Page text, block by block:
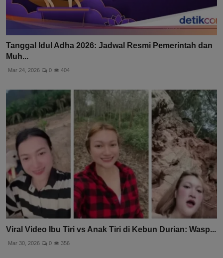
Tanggal Idul Adha 2026: Jadwal Resmi Pemerintah dan
Muh...
Mar 24, 2026 0 404
Viral Video Ibu Tiri vs Anak Tiri di Kebun Durian: Wasp...
Mar 30, 2026 0 356